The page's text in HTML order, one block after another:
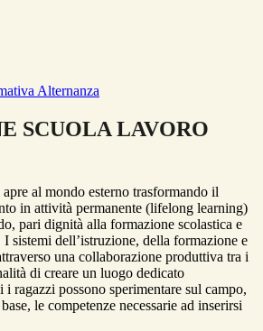
Alternanza
SCUOLA LAVORO
al mondo esterno trasformando il
in attività permanente (lifelong learning)
pari dignità alla formazione scolastica e
I sistemi dell’istruzione, della formazione e
una collaborazione produttiva tra i
di creare un luogo dedicato
i ragazzi possono sperimentare sul campo,
le competenze necessarie ad inserirsi